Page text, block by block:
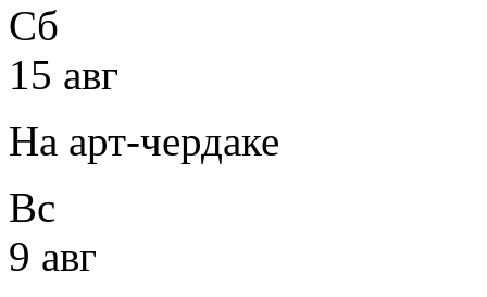
Сб
15 авг
На арт-чердаке
Вс
9 авг